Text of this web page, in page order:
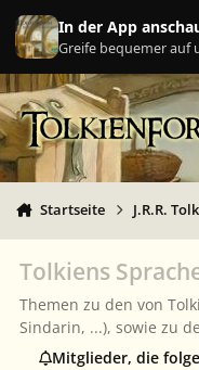
Zu Inhalt springen
In der App
Greife bequemer auf
Startseite J.R.R.
Tolkiens
Themen zu den von
Sindarin, ...), sowie zu
Mitglieder, die